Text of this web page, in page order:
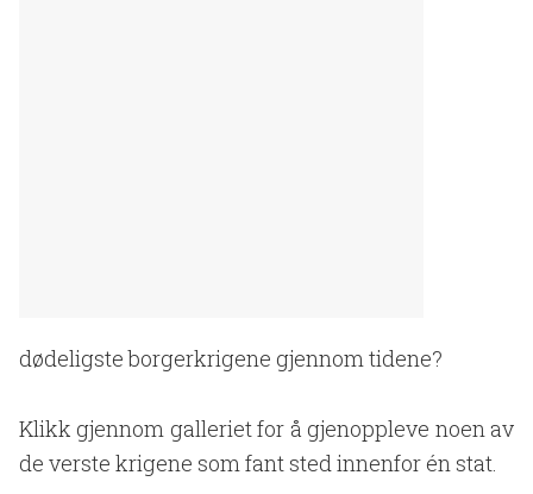
dødeligste borgerkrigene gjennom tidene?
Klikk gjennom galleriet for å gjenoppleve noen av
de verste krigene som fant sted innenfor én stat.